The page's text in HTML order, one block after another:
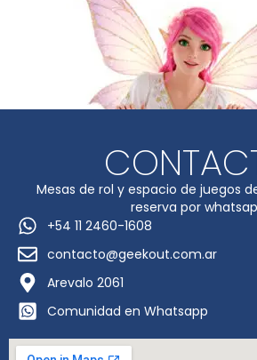
Mesas de rol y espacio de juegos
reserva por
+54 11 2460-1608
contacto@geekout.com.ar
Arevalo 2061
Comunidad en Whatsapp